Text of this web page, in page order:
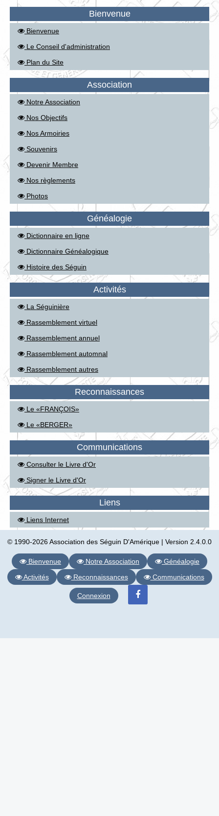
Bienvenue
Bienvenue
Le Conseil d'administration
Plan du Site
Association
Notre Association
Nos Objectifs
Nos Armoiries
Souvenirs
Devenir Membre
Nos règlements
Photos
Généalogie
Dictionnaire en ligne
Dictionnaire Généalogique
Histoire des Séguin
Activités
La Séguinière
Rassemblement virtuel
Rassemblement annuel
Rassemblement automnal
Rassemblement autres
Reconnaissances
Le «FRANÇOIS»
Le «BERGER»
Communications
Consulter le Livre d'Or
Signer le Livre d'Or
Liens
Liens Internet
© 1990-2026 Association des Séguin D'Amérique | Version 2.4.0.0
Bienvenue Notre Association
Généalogie
Activités
Reconnaissances Communications
Connexion